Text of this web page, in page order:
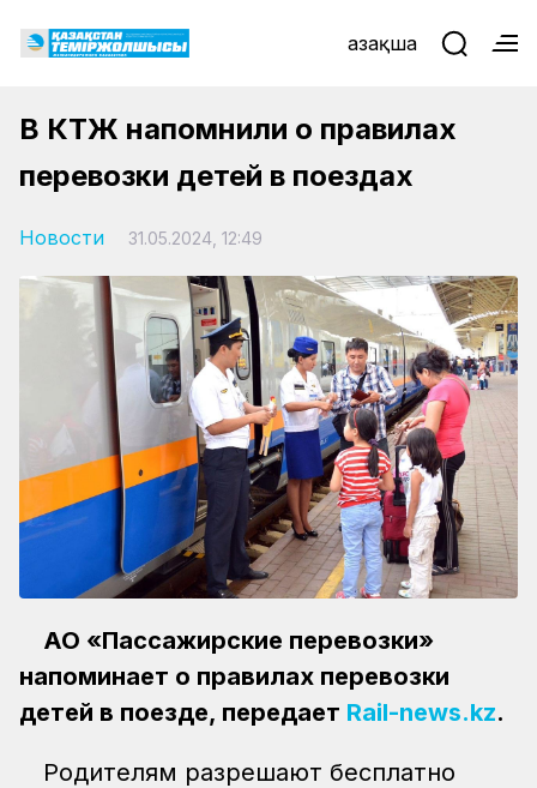
Қазақша
В КТЖ напомнили о правилах
перевозки детей в поездах
Новости 31.05.2024, 12:49
АО «Пассажирские перевозки»
напоминает о правилах перевозки
детей в поезде, передает Rail-news.kz.
Родителям разрешают бесплатно